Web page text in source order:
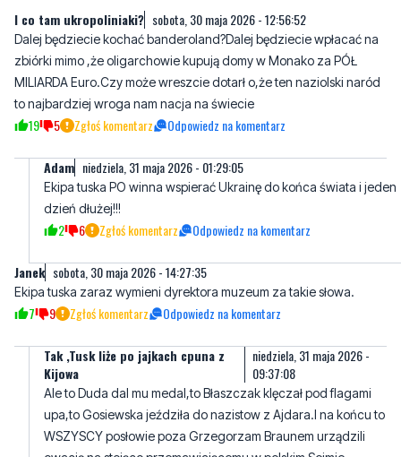
I co tam ukropoliniaki? sobota, 30 maja 2026 - 12:56:52
Dalej będziecie kochać banderoland?Dalej będziecie wpłacać na
zbiórki mimo ,że oligarchowie kupują domy w Monako za PÓŁ
MILIARDA Euro.Czy może wreszcie dotarł o,że ten naziolski naród
to najbardziej wroga nam nacja na świecie
19 5 Zgłoś komentarz Odpowiedz na komentarz
Adam niedziela, 31 maja 2026 - 01:29:05
Ekipa tuska PO winna wspierać Ukrainę do końca świata i jeden
dzień dłużej!!!
2 6 Zgłoś komentarz Odpowiedz na komentarz
Janek sobota, 30 maja 2026 - 14:27:35
Ekipa tuska zaraz wymieni dyrektora muzeum za takie słowa.
7 9 Zgłoś komentarz Odpowiedz na komentarz
Tak ,Tusk liże po jajkach cpuna z
Kijowa
niedziela, 31 maja 2026 -
09:37:08
Ale to Duda dal mu medal,to Błaszczak klęczał pod flagami
upa,to Gosiewska jeździła do nazistow z Ajdara.I na końcu to
WSZYSCY posłowie poza Grzegorzam Braunem urządzili